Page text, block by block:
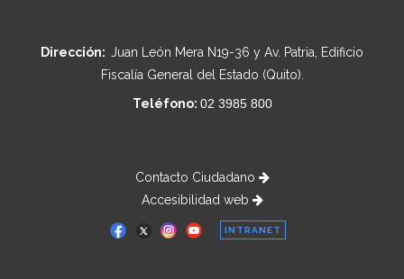
Dirección: Juan León Mera N19-36 y Av. Patria, Edificio
Fiscalía General del Estado (Quito).
Teléfono: 02 3985 800
Contacto Ciudadano
Accesibilidad web
INTRANET